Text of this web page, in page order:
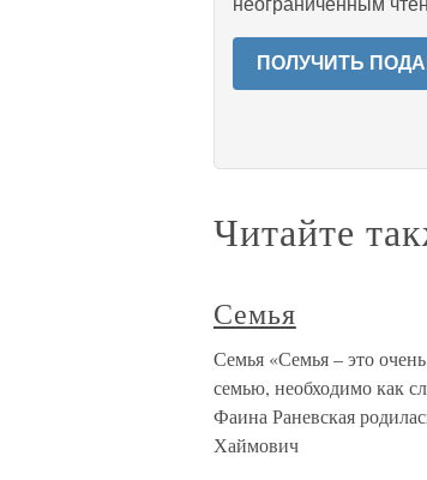
неограниченным
ПОЛУЧИТЬ
Читайте
Семья
Семья «Семья – это
семью, необходимо как
Фаина Раневская
Хаймович